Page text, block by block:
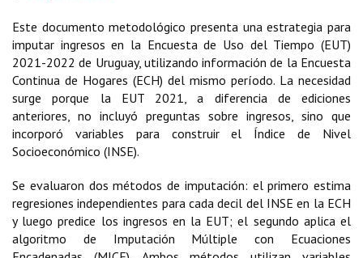
Este documento metodológico presenta una estrategia para
imputar ingresos en la Encuesta de Uso del Tiempo (EUT)
2021-2022 de Uruguay, utilizando información de la Encuesta
Continua de Hogares (ECH) del mismo período. La necesidad
surge porque la EUT 2021, a diferencia de ediciones
anteriores, no incluyó preguntas sobre ingresos, sino que
incorporó variables para construir el Índice de Nivel
Socioeconómico (INSE).
Se evaluaron dos métodos de imputación: el primero estima
regresiones independientes para cada decil del INSE en la ECH
y luego predice los ingresos en la EUT; el segundo aplica el
algoritmo de Imputación Múltiple con Ecuaciones